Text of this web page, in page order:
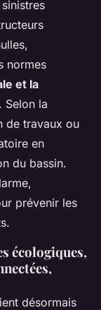
normes
et la
Selon la
de travaux ou
en
du bassin.
prévenir les
écologiques,
désormais